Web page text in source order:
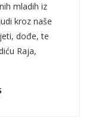
mladih iz
kroz naše
dođe, te
Raja,